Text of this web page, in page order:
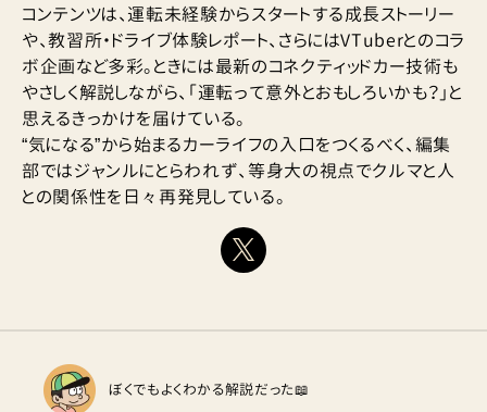
コンテンツは、運転未経験からスタートする成長ストーリー
や、教習所・ドライブ体験レポート、さらにはVTuberとのコラ
ボ企画など多彩。ときには最新のコネクティッドカー技術も
やさしく解説しながら、「運転って意外とおもしろいかも？」と
思えるきっかけを届けている。
“気になる”から始まるカーライフの入口をつくるべく、編集
部ではジャンルにとらわれず、等身大の視点でクルマと人
との関係性を日々再発見している。
ぼくでもよくわかる解説だった📖